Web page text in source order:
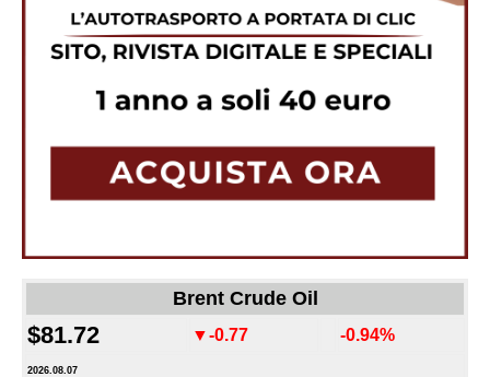
Brent Crude Oil
$81.72 ▼-0.77 -0.94%
2026.08.07